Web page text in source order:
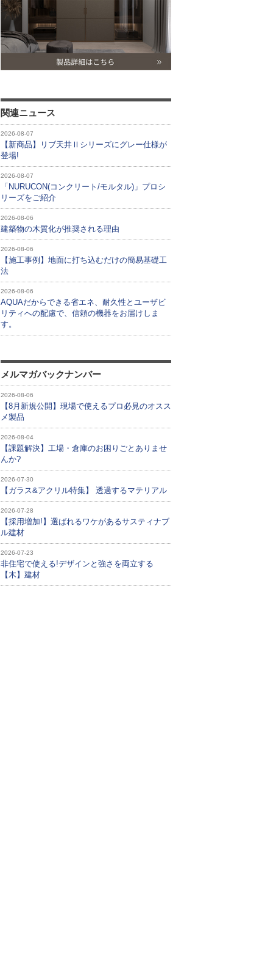
関連ニュース
2026-08-07
【新商品】リブ天井Ⅱシリーズにグレー仕様が
登場!
2026-08-07
「NURUCON(コンクリート/モルタル)」プロシ
リーズをご紹介
2026-08-06
建築物の木質化が推奨される理由
2026-08-06
【施工事例】地面に打ち込むだけの簡易基礎工
法
2026-08-06
AQUAだからできる省エネ、耐久性とユーザビ
リティへの配慮で、信頼の機器をお届けしま
す。
メルマガバックナンバー
2026-08-06
【8月新規公開】現場で使えるプロ必見のオスス
メ製品
2026-08-04
【課題解決】工場・倉庫のお困りごとありませ
んか?
2026-07-30
【ガラス&アクリル特集】 透過するマテリアル
2026-07-28
【採用増加!】選ばれるワケがあるサスティナブ
ル建材
2026-07-23
非住宅で使える!デザインと強さを両立する
【木】建材